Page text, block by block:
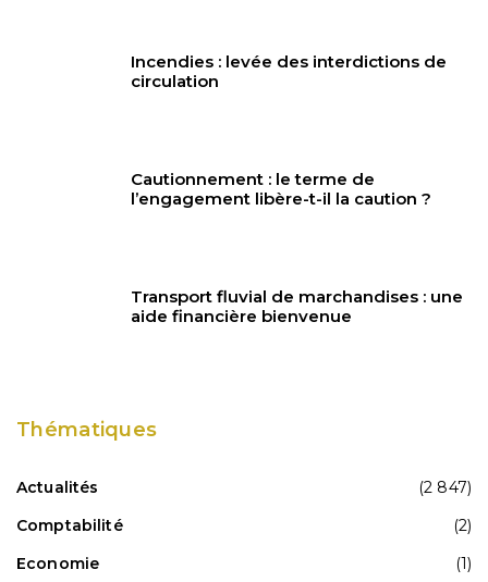
Incendies : levée des interdictions de
circulation
Cautionnement : le terme de
l’engagement libère-t-il la caution ?
Transport fluvial de marchandises : une
aide financière bienvenue
Thématiques
Actualités
(2 847)
Comptabilité
(2)
Economie
(1)